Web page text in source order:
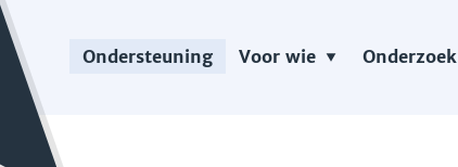
Ondersteuning Voor wie Onderzoek